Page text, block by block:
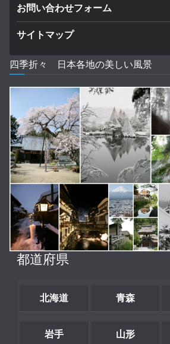
お問い合わせフォーム
サイトマップ
四季折々 日本各地の美しい風景
都道府県
北海道 青森
岩手 山形